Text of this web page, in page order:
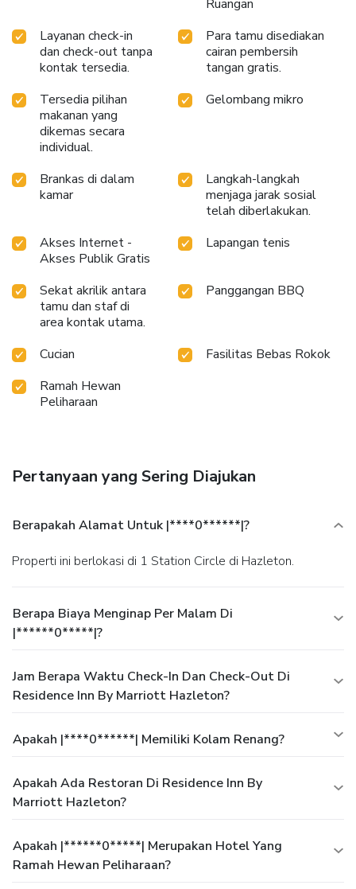
Ruangan
Layanan check-in
dan check-out tanpa
kontak tersedia.
Para tamu disediakan
cairan pembersih
tangan gratis.
Tersedia pilihan
makanan yang
dikemas secara
individual.
Gelombang mikro
Brankas di dalam
kamar
Langkah-langkah
menjaga jarak sosial
telah diberlakukan.
Akses Internet -
Akses Publik Gratis
Lapangan tenis
Sekat akrilik antara
tamu dan staf di
area kontak utama.
Panggangan BBQ
Cucian
Fasilitas Bebas Rokok
Ramah Hewan
Peliharaan
Pertanyaan yang Sering Diajukan
Berapakah Alamat Untuk |****0******|?
Properti ini berlokasi di 1 Station Circle di Hazleton.
Berapa Biaya Menginap Per Malam Di
|******0*****|?
Jam Berapa Waktu Check-In Dan Check-Out Di
Residence Inn By Marriott Hazleton?
Apakah |****0******| Memiliki Kolam Renang?
Apakah Ada Restoran Di Residence Inn By
Marriott Hazleton?
Apakah |******0*****| Merupakan Hotel Yang
Ramah Hewan Peliharaan?